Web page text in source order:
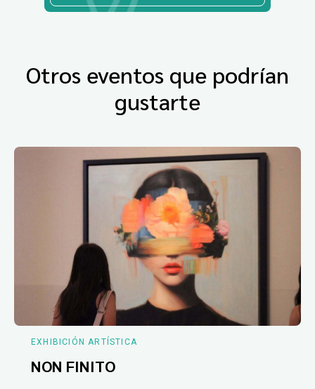
Otros eventos que podrían
gustarte
EXHIBICIÓN ARTÍSTICA
NON FINITO